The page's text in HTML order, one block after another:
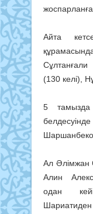
Айта
(130 келі),
5 тамызда
Ал Әлімжан
Алин
одан
Шариатиден